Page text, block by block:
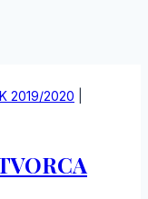
2019/2020